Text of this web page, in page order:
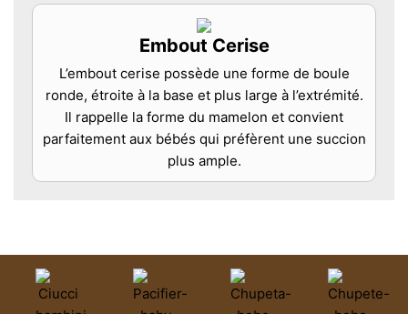
Embout Cerise
L’embout cerise possède une forme de boule
ronde, étroite à la base et plus large à l’extrémité.
Il rappelle la forme du mamelon et convient
parfaitement aux bébés qui préfèrent une succion
plus ample.